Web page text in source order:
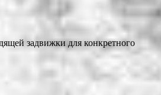
задвижки для конкретного